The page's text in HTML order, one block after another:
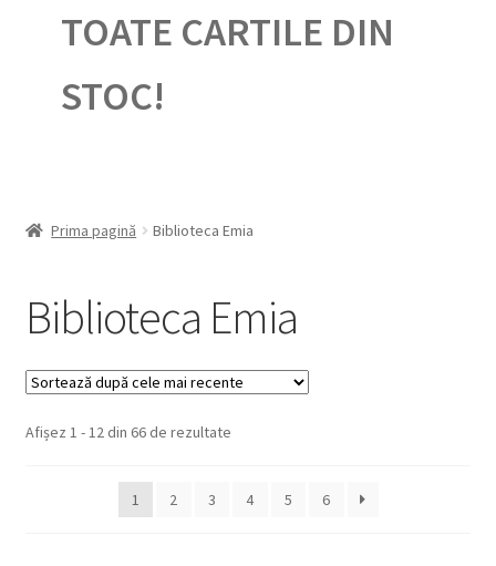
TOATE CARTILE DIN
STOC!
Prima pagină Biblioteca Emia
Biblioteca Emia
Afișez 1 - 12 din 66 de rezultateSortat
mai
1 2 3 4 5 6